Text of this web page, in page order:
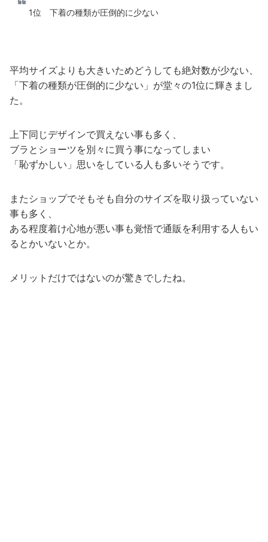
1位 下着の種類が圧倒的に少ない
平均サイズよりも大きいためどうしても絶対数が少ない、
「下着の種類が圧倒的に少ない」が堂々の1位に輝きまし
た。
上下同じデザインで買えない事も多く、
ブラとショーツを別々に買う事になってしまい
「恥ずかしい」思いをしている人も多いそうです。
またショップでそもそも自分のサイズを取り扱っていない
事も多く、
ある程度着け心地が悪い事も覚悟で通販を利用する人もい
るとかいないとか。
メリットだけではないのが驚きでしたね。